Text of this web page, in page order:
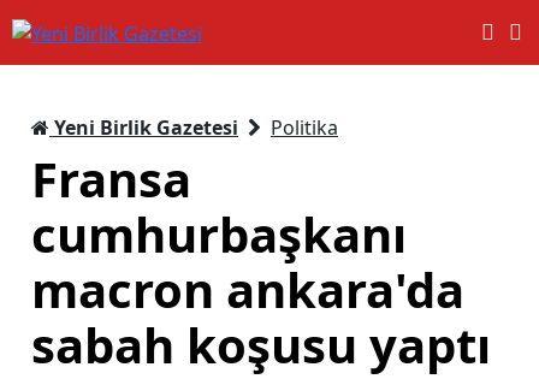
Yeni Birlik Gazetesi Politika
Fransa
cumhurbaşkanı
macron ankara'da
sabah koşusu yaptı